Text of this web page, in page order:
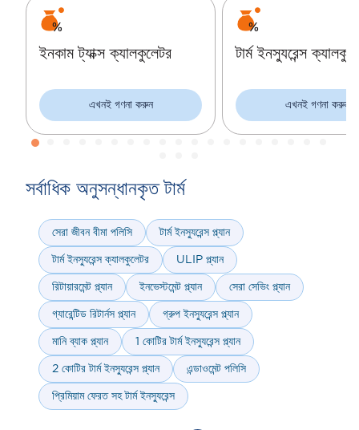
জীবনযাত্রার চাহিদা পূরণের বোঝা হ্রাস করবে।
দীর্ঘমেয়াদী সম্পদ তৈরির প্রক্রিয়ায়, আপনাকে অবশ্যই নিজের সম্পদ সঠিক স্ট্র্যাটেজীতে
ইনকাম ট্যাক্স ক্যালকুলেটর
এখনই গণনা করুন
টার্ম ইনস্যুরেন্স
এখনই গণনা করুন
সর্বাধিক অনুসন্ধানকৃত টার্ম
সেরা জীবন বীমা পলিসি টার্ম ইনস্যুরেন্স প্ল্যান
টার্ম ইনস্যুরেন্স ক্যালকুলেটর ULIP প্ল্যান
রিটায়ারমেন্ট প্ল্যান ইনভেস্টমেন্ট প্ল্যান সেরা সেভিং প্ল্যান
গ্যারেন্টিড রিটার্নস প্ল্যান গ্রুপ ইনস্যুরেন্স প্ল্যান
মানি ব্যাক প্ল্যান 1 কোটির টার্ম ইনস্যুরেন্স প্ল্যান
2 কোটির টার্ম ইনস্যুরেন্স প্ল্যান এন্ডাওমেন্ট পলিসি
প্রিমিয়াম ফেরত সহ টার্ম ইনস্যুরেন্স